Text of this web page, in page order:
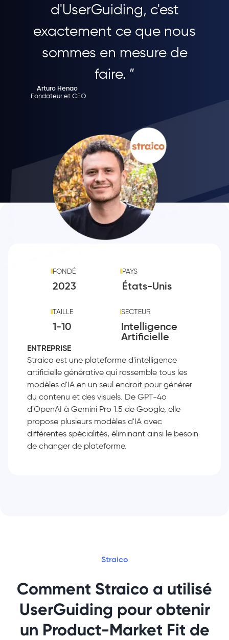
d'UserGuiding, c'est
exactement ce que nous
sommes en mesure de
faire. ”
Arturo Henao
Fondateur et CEO
FONDÉ
2023
PAYS
États-Unis
TAILLE
1-10
SECTEUR
Intelligence
Artificielle
ENTREPRISE
Straico est une plateforme d'intelligence
artificielle générative qui rassemble tous les
modèles d'IA en un seul endroit pour générer
du contenu et des visuels. De GPT-4o
d'OpenAI à Gemini Pro 1.5 de Google, elle
propose plusieurs modèles d'IA avec
différentes spécialités, éliminant ainsi le besoin
de changer de plateforme.
Straico
Comment Straico a utilisé
UserGuiding pour obtenir
un Product-Market Fit de